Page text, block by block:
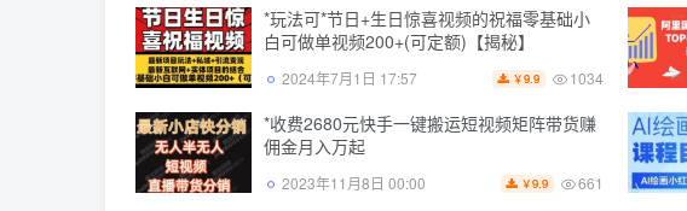
*玩法可*节日+生日惊喜视频的祝福零基础小
白可做单视频200+(可定额)【揭秘】
2024年7月1日 17:57 ￥9.9 1034
*收费2680元快手一键搬运短视频矩阵带货赚
佣金月入万起
2023年11月8日 00:00 ￥9.9 661